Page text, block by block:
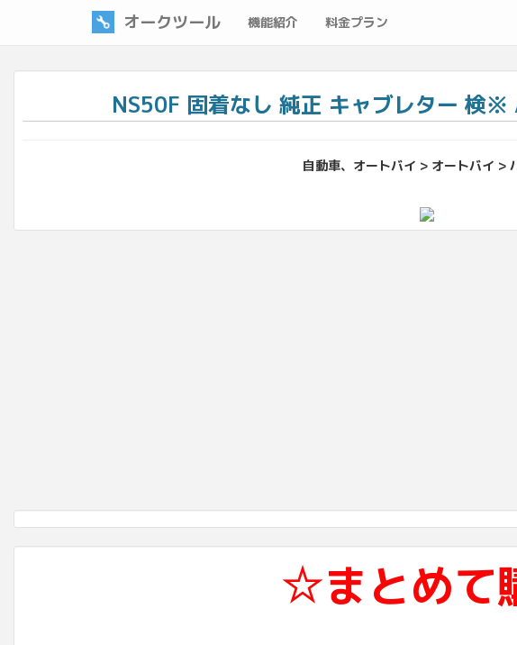
オークツール 機能紹介 料金プラン
NS50F 固着なし 純正 キャブレター 検
自動車、オートバイ > オートバイ >
☆まとめて